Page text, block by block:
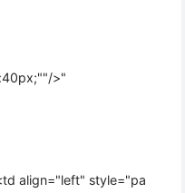
>"
align="left" style="pa